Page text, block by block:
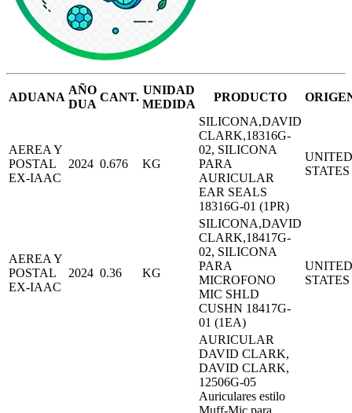
ADUANA
AÑO
DUA
CANT.
UNIDAD
MEDIDA
PRODUCTO
AEREA Y
POSTAL
EX-IAAC
2024 0.676 KG
SILICONA,DAVID
CLARK,18316G-
02, SILICONA
PARA
AURICULAR
EAR SEALS
18316G-01 (1PR)
UNITED
STATES
AEREA Y
POSTAL
EX-IAAC
2024 0.36 KG
SILICONA,DAVID
CLARK,18417G-
02, SILICONA
PARA
MICROFONO
MIC SHLD
CUSHN 18417G-
01 (1EA)
UNITED
STATES
AURICULAR
DAVID CLARK,
DAVID CLARK,
12506G-05
Auriculares estilo
Muff-Mic para